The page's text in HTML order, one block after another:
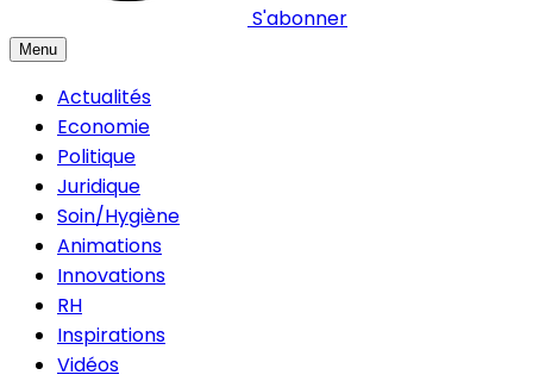
S'abonner
Menu
Actualités
Economie
Politique
Juridique
Soin/Hygiène
Animations
Innovations
RH
Inspirations
Vidéos